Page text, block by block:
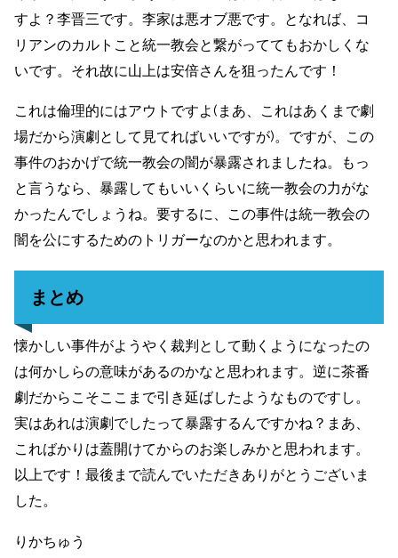
すよ？李晋三です。李家は悪オブ悪です。となれば、コ
リアンのカルトこと統一教会と繋がっててもおかしくな
いです。それ故に山上は安倍さんを狙ったんです！
これは倫理的にはアウトですよ(まあ、これはあくまで劇
場だから演劇として見てればいいですが)。ですが、この
事件のおかげで統一教会の闇が暴露されましたね。もっ
と言うなら、暴露してもいいくらいに統一教会の力がな
かったんでしょうね。要するに、この事件は統一教会の
闇を公にするためのトリガーなのかと思われます。
まとめ
懐かしい事件がようやく裁判として動くようになったの
は何かしらの意味があるのかなと思われます。逆に茶番
劇だからこそここまで引き延ばしたようなものですし。
実はあれは演劇でしたって暴露するんですかね？まあ、
こればかりは蓋開けてからのお楽しみかと思われます。
以上です！最後まで読んでいただきありがとうございま
した。
りかちゅう